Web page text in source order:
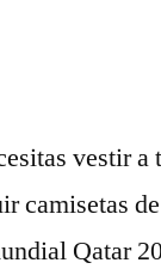
vestir a
camisetas de
Qatar